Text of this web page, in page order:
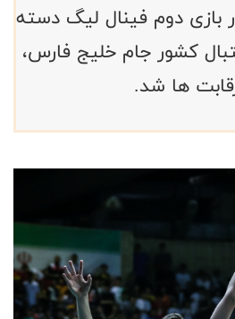
بازی دوم فینال لیگ دسته
کشور جام خلیج فارس،
ها شد.